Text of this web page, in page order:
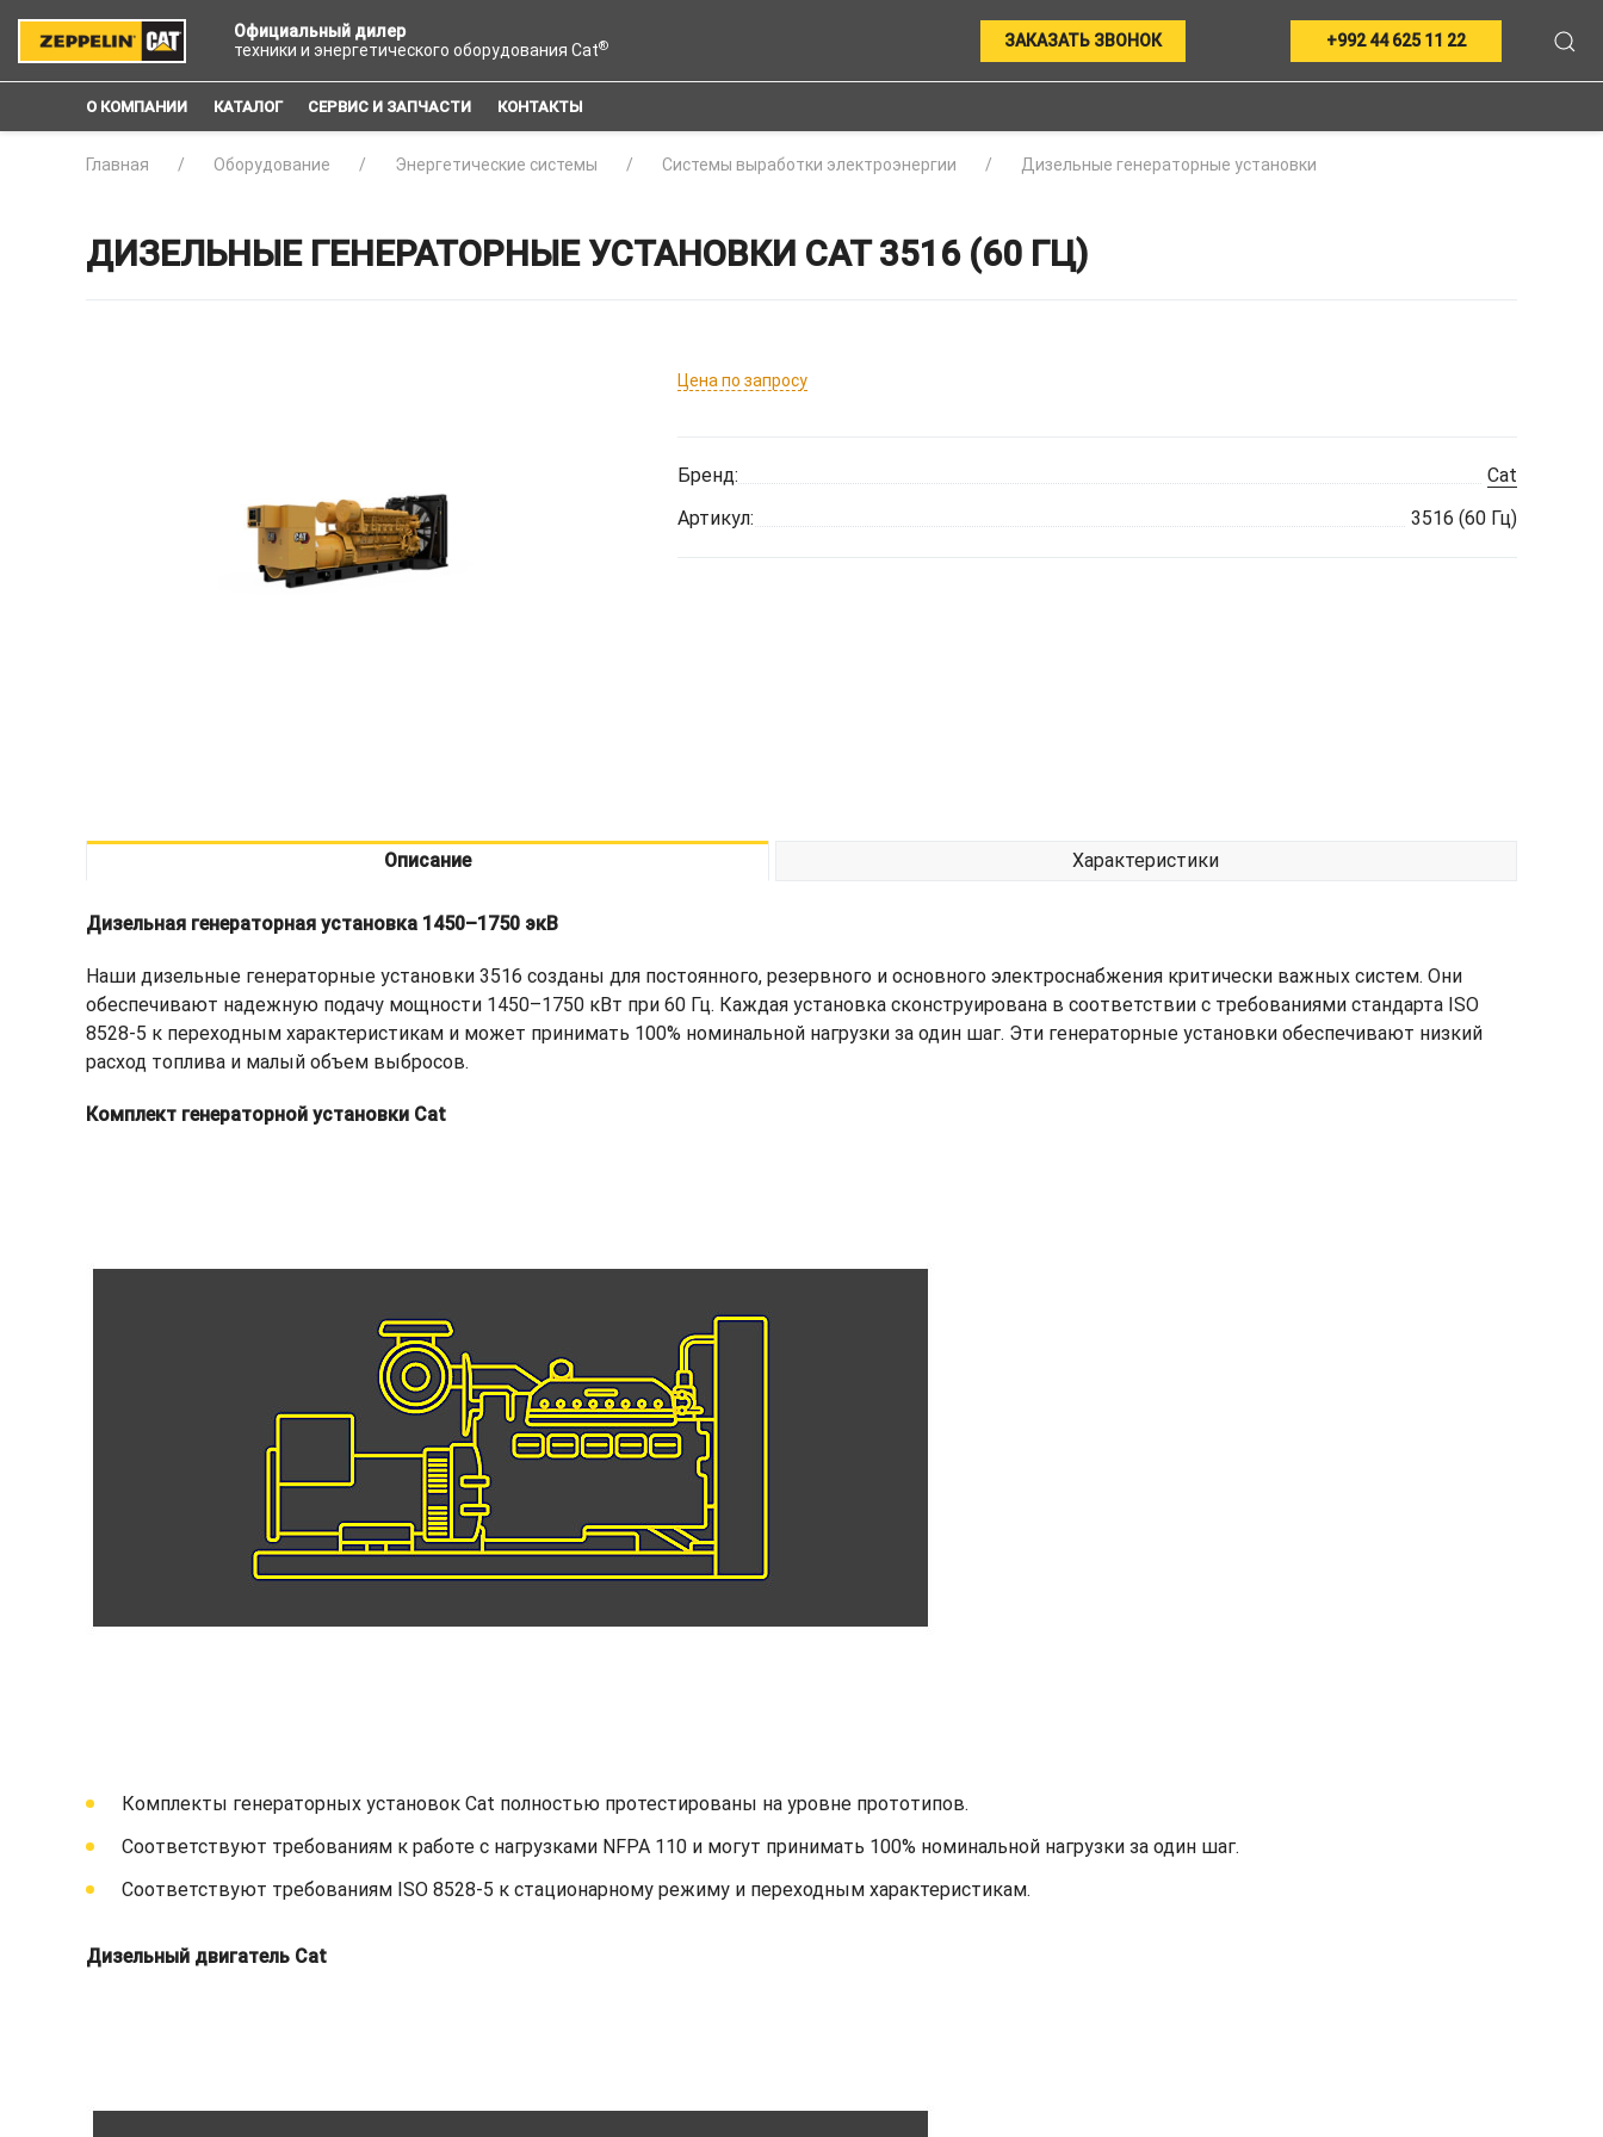
Официальный дилер
техники и энергетического оборудования Cat® ЗАКАЗАТЬ ЗВОНОК +992 44 625 11 22
О КОМПАНИИ КАТАЛОГ СЕРВИС И ЗАПЧАСТИ КОНТАКТЫ
Главная Оборудование Энергетические системы Системы выработки электроэнергии Дизельные генераторные установки
ДИЗЕЛЬНЫЕ ГЕНЕРАТОРНЫЕ УСТАНОВКИ CAT 3516 (60 ГЦ)
Цена по запросу
Бренд:
Cat
Артикул:
3516 (60 Гц)
Описание Характеристики
Дизельная генераторная установка 1450–1750 экВ
Наши дизельные генераторные установки 3516 созданы для постоянного, резервного и основного электроснабжения критически важных систем. Они
обеспечивают надежную подачу мощности 1450–1750 кВт при 60 Гц. Каждая установка сконструирована в соответствии с требованиями стандарта ISO
8528-5 к переходным характеристикам и может принимать 100% номинальной нагрузки за один шаг. Эти генераторные установки обеспечивают низкий
расход топлива и малый объем выбросов.
Комплект генераторной установки Cat
Комплекты генераторных установок Cat полностью протестированы на уровне прототипов.
Соответствуют требованиям к работе с нагрузками NFPA 110 и могут принимать 100% номинальной нагрузки за один шаг.
Соответствуют требованиям ISO 8528-5 к стационарному режиму и переходным характеристикам.
Дизельный двигатель Cat